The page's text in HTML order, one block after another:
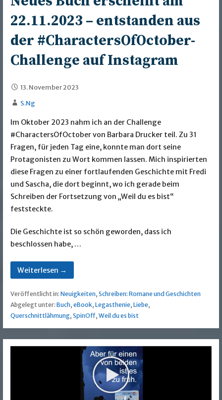
22.11.2023 – entstanden aus
der #CharactersOfOctober-
Challenge auf Instagram
13. November 2023
S.Ng
Im Oktober 2023 nahm ich an der Challenge
#CharactersOfOctober von Barbara Drucker teil. Zu 31
Fragen, für jeden Tag eine, konnte man dort seine
Protagonisten zu Wort kommen lassen. Mich inspirierten
diese Fragen zu einer fortlaufenden Geschichte mit Fredi
und Sascha, die dort beginnt, wo ich gerade beim
Schreiben der Fortsetzung von „Weil du es bist“
feststeckte.
Die Geschichte ist so schön geworden, dass ich
beschlossen habe, …
Weiterlesen →
Veröffentlicht in: Neuigkeiten, Schreiben: Romane und Geschichten
Abgelegt unter: Buch, eBook, Legasthenie, Liebe,
Querschnittlähmung, SpinOff, Weil du es bist